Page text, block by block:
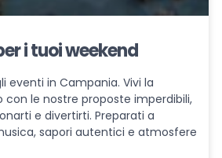
i tuoi weekend
eventi in Campania. Vivi la
con le nostre proposte imperdibili,
e divertirti. Preparati a
sapori autentici e atmosfere